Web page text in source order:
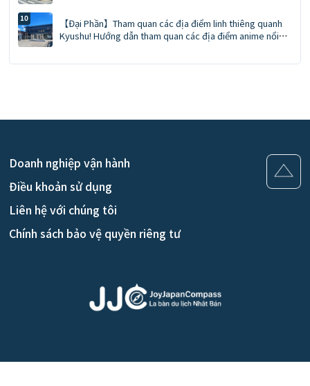
【Đại Phần】Tham quan các địa điểm linh thiêng quanh
Kyushu! Hướng dẫn tham quan các địa điểm anime nổi
của "Attack on Titan" và tận hưởng suối nước nóng.
Doanh nghiệp vận hành
Điều khoản sử dụng
Liên hệ với chúng tôi
Chính sách bảo vệ quyền riêng tư